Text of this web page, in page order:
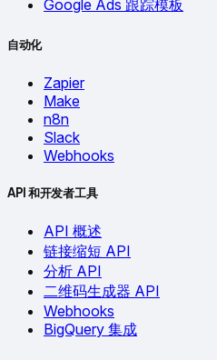
Google Ads 跟踪模板
自动化
Zapier
Make
n8n
Slack
Webhooks
API 和开发者工具
API 概述
链接缩短 API
分析 API
二维码生成器 API
Webhooks
BigQuery 集成